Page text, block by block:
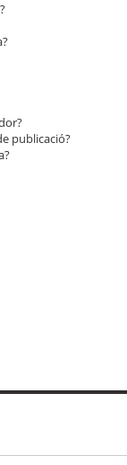
publicació?